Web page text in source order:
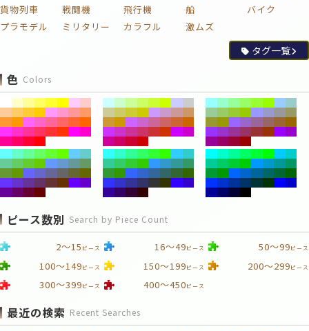
貨物列車
戦闘機 飛行機 船
バイク
プラモデル
ミリタリー カラフル 激ムズ
タグ一覧
色 Colors
ピース数別 Search by Piece Count
2～15 ピース 16～49ピース 50～99ピース
100～149ピース 150～199ピース 200～299ピース
300～399ピース 400～450ピース
最近の検索 Recent Searches